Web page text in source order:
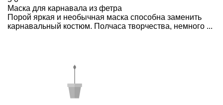
Маска для карнавала из фетра
Порой яркая и необычная маска способна заменить
карнавальный костюм. Полчаса творчества, немного ...